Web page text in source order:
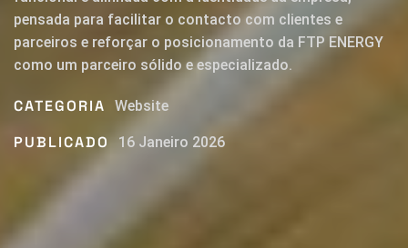
pensada para facilitar o contacto com clientes e
parceiros e reforçar o posicionamento da FTP ENERGY
como um parceiro sólido e especializado.
CATEGORIA Website
PUBLICADO 16 Janeiro 2026